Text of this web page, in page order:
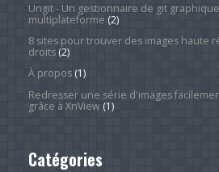
Ungit - Un gestionnaire de git
multiplateforme (2)
8 sites pour trouver des images haute
droits(2)
À propos(1)
Redresser une série d'images
grâce à XnView(1)
Catégories